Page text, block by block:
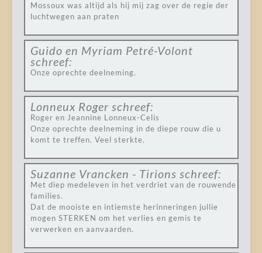
Mossoux was altijd als hij mij zag over de regie der
luchtwegen aan praten
Guido en Myriam Petré-Volont
schreef:
Onze oprechte deelneming.
Lonneux Roger schreef:
Roger en Jeannine Lonneux-Celis
Onze oprechte deelneming in de diepe rouw die u
komt te treffen. Veel sterkte.
Suzanne Vrancken - Tirions schreef:
Met diep medeleven in het verdriet van de rouwende
families.
Dat de mooiste en intiemste herinneringen jullie
mogen STERKEN om het verlies en gemis te
verwerken en aanvaarden.